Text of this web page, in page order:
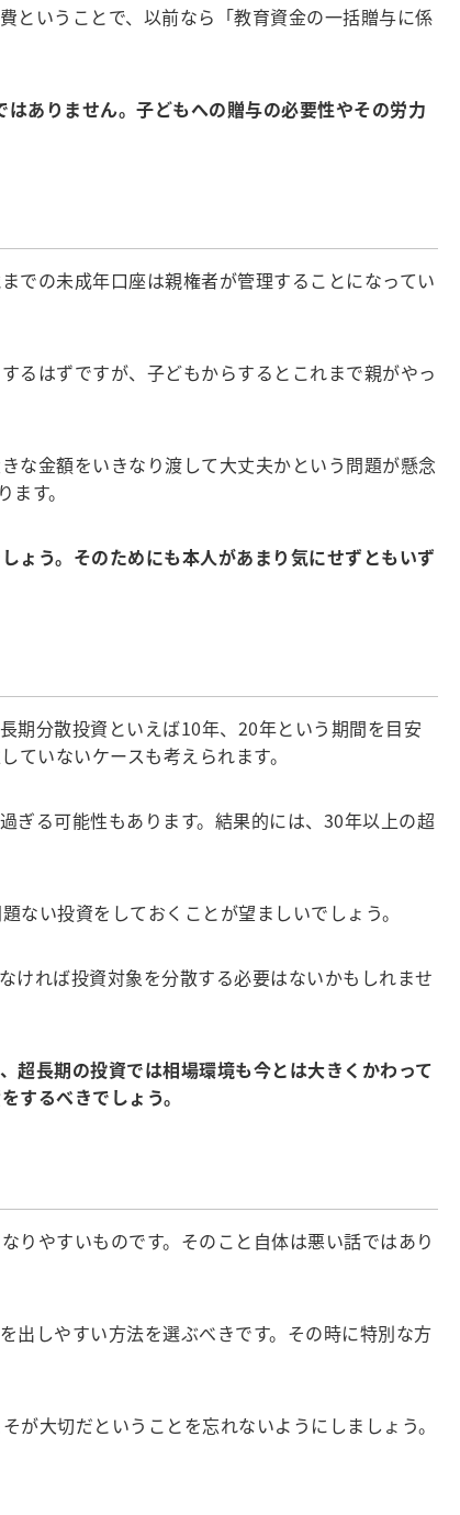
ということで、以前なら「教育資金の一括贈与に係
ありません。子どもへの贈与の必要性やその労力
での未成年口座は親権者が管理することになってい
るはずですが、子どもからするとこれまで親がやっ
な金額をいきなり渡して大丈夫かという問題が懸念
す。
ょう。そのためにも本人があまり気にせずともいず
期分散投資といえば10年、20年という期間を目安
いないケースも考えられます。
る可能性もあります。結果的には、30年以上の超
い投資をしておくことが望ましいでしょう。
ければ投資対象を分散する必要はないかもしれませ
超長期の投資では相場環境も今とは大きくかわって
するべきでしょう。
やすいものです。そのこと自体は悪い話ではあり
出しやすい方法を選ぶべきです。その時に特別な方
大切だということを忘れないようにしましょう。